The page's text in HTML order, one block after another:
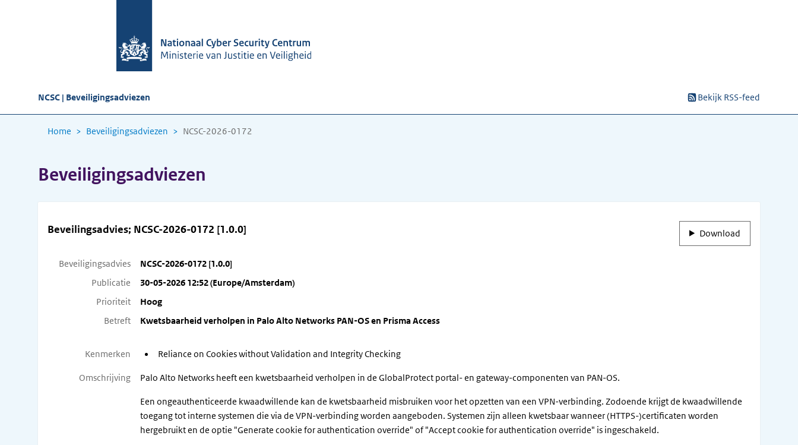
NCSC | Beveiligingsadviezen Bekijk RSS-feed
Home Beveiligingsadviezen NCSC-2026-0172
Beveiligingsadviezen
Download
Beveilingsadvies; NCSC-2026-0172 [1.0.0]
Beveiligingsadvies
NCSC-2026-0172 [1.0.0]
Publicatie
30-05-2026 12:52 (Europe/Amsterdam)
Prioriteit
Hoog
Betreft
Kwetsbaarheid verholpen in Palo Alto Networks PAN-OS en Prisma Access
Kenmerken Reliance on Cookies without Validation and Integrity Checking
Omschrijving Palo Alto Networks heeft een kwetsbaarheid verholpen in de GlobalProtect portal- en gateway-componenten van PAN-OS.
Een ongeauthenticeerde kwaadwillende kan de kwetsbaarheid misbruiken voor het opzetten van een VPN-verbinding. Zodoende krijgt de kwaadwillende
toegang tot interne systemen die via de VPN-verbinding worden aangeboden. Systemen zijn alleen kwetsbaar wanneer (HTTPS-)certificaten worden
hergebruikt en de optie "Generate cookie for authentication override" of "Accept cookie for authentication override" is ingeschakeld.